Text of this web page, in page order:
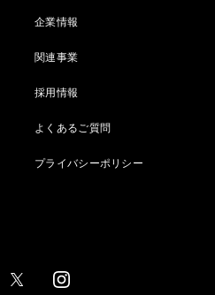
企業情報
関連事業
採用情報
よくあるご質問
プライバシーポリシー